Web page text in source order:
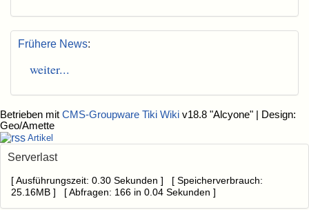
Frühere News:
weiter...
Betrieben mit CMS-Groupware Tiki Wiki v18.8 "Alcyone" | Design:
Geo/Amette
Artikel
Serverlast
[ Ausführungszeit: 0.30 Sekunden ] [ Speicherverbrauch:
25.16MB ] [ Abfragen: 166 in 0.04 Sekunden ]